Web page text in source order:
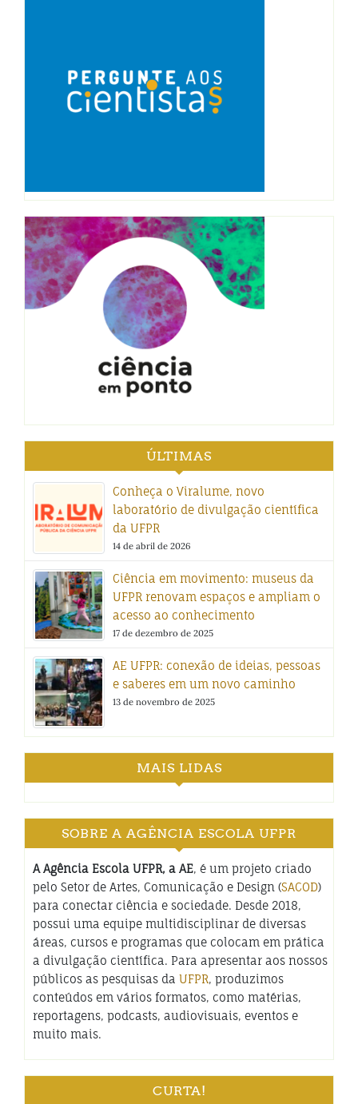
ÚLTIMAS
Conheça o Viralume, novo
laboratório de divulgação científica
da UFPR
14 de abril de 2026
Ciência em movimento: museus da
UFPR renovam espaços e ampliam o
acesso ao conhecimento
17 de dezembro de 2025
AE UFPR: conexão de ideias, pessoas
e saberes em um novo caminho
13 de novembro de 2025
MAIS LIDAS
SOBRE A AGÊNCIA ESCOLA UFPR
A Agência Escola UFPR, a AE, é um projeto criado
pelo Setor de Artes, Comunicação e Design (SACOD)
para conectar ciência e sociedade. Desde 2018,
possui uma equipe multidisciplinar de diversas
áreas, cursos e programas que colocam em prática
a divulgação científica. Para apresentar aos nossos
públicos as pesquisas da UFPR, produzimos
conteúdos em vários formatos, como matérias,
reportagens, podcasts, audiovisuais, eventos e
muito mais.
CURTA!